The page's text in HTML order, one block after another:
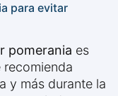
para evitar
pomerania es
recomienda
y más durante la